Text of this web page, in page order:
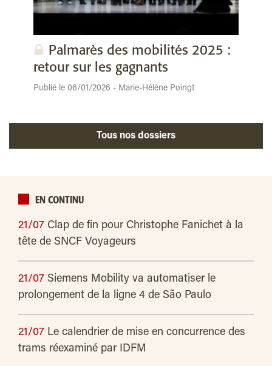
Palmarès des mobilités 2025 :
retour sur les gagnants
Publié le 06/01/2026 - Marie-Hélène Poingt
Tous nos dossiers
EN CONTINU
21/07 Clap de fin pour Christophe Fanichet à la
tête de SNCF Voyageurs
21/07 Siemens Mobility va automatiser le
prolongement de la ligne 4 de São Paulo
21/07 Le calendrier de mise en concurrence des
trams réexaminé par IDFM